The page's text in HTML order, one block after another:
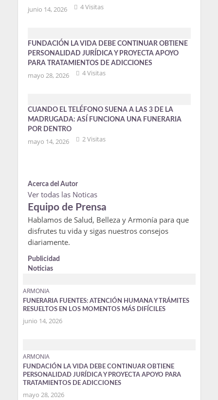
junio 14, 2026 4 Visitas
FUNDACIÓN LA VIDA DEBE CONTINUAR OBTIENE
PERSONALIDAD JURÍDICA Y PROYECTA APOYO
PARA TRATAMIENTOS DE ADICCIONES
mayo 28, 2026 4 Visitas
CUANDO EL TELÉFONO SUENA A LAS 3 DE LA
MADRUGADA: ASÍ FUNCIONA UNA FUNERARIA
POR DENTRO
mayo 14, 2026 2 Visitas
Acerca del Autor
Ver todas las Noticas
Equipo de Prensa
Hablamos de Salud, Belleza y Armonía para que
disfrutes tu vida y sigas nuestros consejos
diariamente.
Publicidad
Noticias
ARMONIA
FUNERARIA FUENTES: ATENCIÓN HUMANA Y TRÁMITES
RESUELTOS EN LOS MOMENTOS MÁS DIFÍCILES
junio 14, 2026
ARMONIA
FUNDACIÓN LA VIDA DEBE CONTINUAR OBTIENE
PERSONALIDAD JURÍDICA Y PROYECTA APOYO PARA
TRATAMIENTOS DE ADICCIONES
mayo 28, 2026